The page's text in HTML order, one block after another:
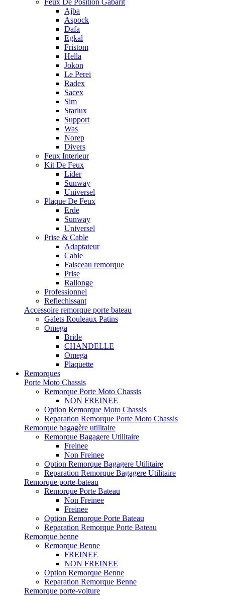
Feux De Position Gabarit
Ajba
Aspock
Dafa
Egkal
Fristom
Hella
Jokon
Le Perei
Radex
Sacex
Sim
Starlux
Support
Was
Norep
Divers
Feux Interieur
Kit De Feux
Lider
Sunway
Universel
Plaque De Feux
Erde
Sunway
Universel
Prise & Cable
Adaptateur
Cable
Faisceau remorque
Prise
Rallonge
Professionnel
Reflechissant
Accessoire remorque porte bateau
Galets Rouleaux Patins
Omega
Bride
CHANDELLE
Omega
Plaquette
Remorques
Porte Moto Chassis
Remorque Porte Moto Chassis
NON FREINEE
Option Remorque Moto Chassis
Reparation Remorque Porte Moto Chassis
Remorque bagagère utilitaire
Remorque Bagagere Utilitaire
Freinee
Non Freinee
Option Remorque Bagagere Utilitaire
Reparation Remorque Bagagere Utilitaire
Remorque porte-bateau
Remorque Porte Bateau
Non Freinee
Freinee
Option Remorque Porte Bateau
Reparation Remorque Porte Bateau
Remorque benne
Remorque Benne
FREINEE
NON FREINEE
Option Remorque Benne
Reparation Remorque Benne
Remorque porte-voiture